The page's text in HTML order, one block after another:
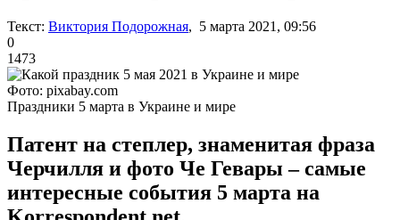
Текст: Виктория Подорожная, 5 марта 2021, 09:56
0
1473
Фото: pixabay.com
Праздники 5 марта в Украине и мире
Патент на степлер, знаменитая фраза
Черчилля и фото Че Гевары – самые
интересные события 5 марта на